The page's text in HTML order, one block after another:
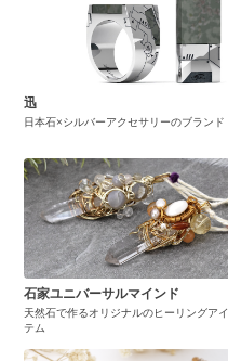
迅
日本石×シルバーアクセサリーのブランド
石家ユニバーサルマインド
天然石で作るオリジナルのヒーリングアイ
テム